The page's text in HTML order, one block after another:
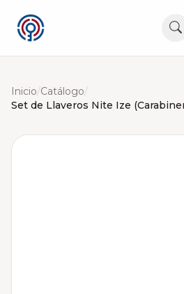
Inicio/Catálogo/
Set de Llaveros Nite Ize